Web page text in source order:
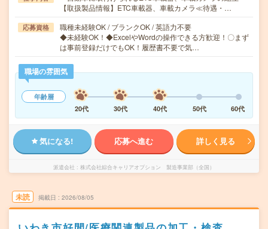
【取扱製品情報】ETC車載器、車載カメラ≪待遇・…
応募資格
職種未経験OK / ブランクOK / 英語力不要
◆未経験OK！◆ExcelやWordの操作できる方歓迎！〇まず
は事前登録だけでもOK！履歴書不要で気…
職場の雰囲気
年齢層
20代
30代 40代 50代 60代
気になる! 応募へ進む 詳しく見る
派遣会社 株式会社綜合キャリアオプション 製造事業部（全国）
未読 掲載日 2026/08/05